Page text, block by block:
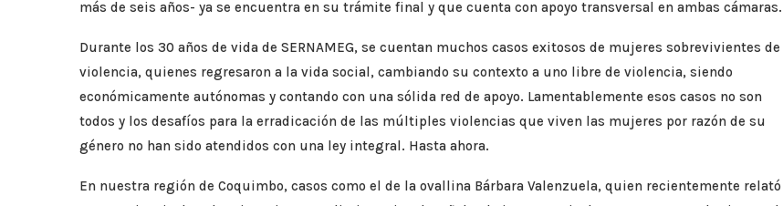
más de seis años- ya se encuentra en su trámite final y que cuenta con apoyo transversal en ambas cámaras.
Durante los 30 años de vida de SERNAMEG, se cuentan muchos casos exitosos de mujeres sobrevivientes de
violencia, quienes regresaron a la vida social, cambiando su contexto a uno libre de violencia, siendo
económicamente autónomas y contando con una sólida red de apoyo. Lamentablemente esos casos no son
todos y los desafíos para la erradicación de las múltiples violencias que viven las mujeres por razón de su
género no han sido atendidos con una ley integral. Hasta ahora.
En nuestra región de Coquimbo, casos como el de la ovallina Bárbara Valenzuela, quien recientemente relató